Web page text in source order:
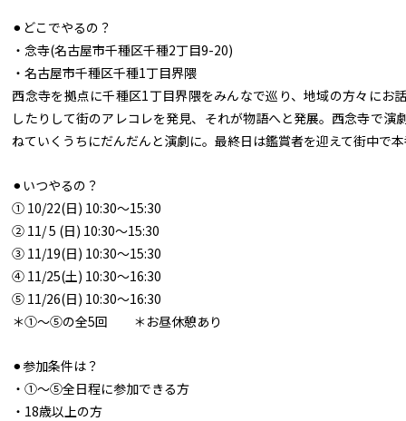
⚫︎どこでやるの？
・念寺(名古屋市千種区千種2丁目9-20)
・名古屋市千種区千種1丁目界隈
西念寺を拠点に千種区1丁目界隈をみんなで巡り、地域の方々にお
したりして街のアレコレを発見、それが物語へと発展。西念寺で演
ねていくうちにだんだんと演劇に。最終日は鑑賞者を迎えて街中で
⚫︎いつやるの？
① 10/22(日) 10:30〜15:30
② 11/ 5 (日) 10:30〜15:30
③ 11/19(日) 10:30〜15:30
④ 11/25(土) 10:30〜16:30
⑤ 11/26(日) 10:30〜16:30
＊①〜⑤の全5回 ＊お昼休憩あり
⚫︎参加条件は？
・①〜⑤全日程に参加できる方
・18歳以上の方